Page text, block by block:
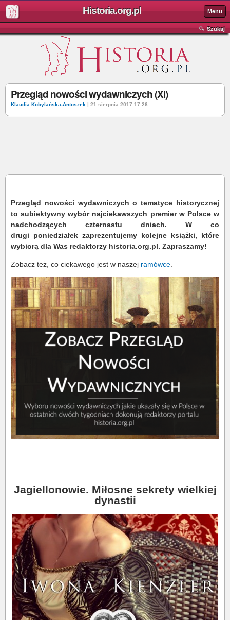
Historia.org.pl Menu
Szukaj
Przegląd nowości wydawniczych (XI)
Klaudia Kobylańska-Antoszek | 21 sierpnia 2017 17:26
Przegląd nowości wydawniczych o tematyce historycznej
to subiektywny wybór najciekawszych premier w Polsce w
nadchodzących czternastu dniach. W co
drugi poniedziałek zaprezentujemy kolejne książki, które
wybiorą dla Was redaktorzy historia.org.pl. Zapraszamy!
Zobacz też, co ciekawego jest w naszej ramówce
Jagiellonowie. Miłosne sekrety wielkiej
dynastii